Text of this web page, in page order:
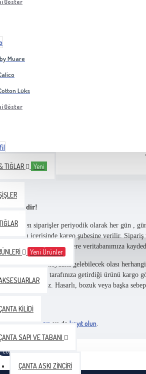
Göster
Muare
Lüks
Göster
100 gr
Göster
YILDIZ İnce Pullu El Örgü İpliği
Amigurumi 10 Adet 500 gr - L054
TIĞLAR Yeni
Yeni Ürünler
KILIDI
SAPI VE TABANI
ÇANTA ASKI ZINCIRI
EKLE
önemlidir!
verilen siparişler periyodik olarak her gün ,
ise gün içerisinde kargo şubesine verilir.
hariç olmak üzere veritabanımıza
sistemlerinde meydana gelebilecek olası
etmek için tarafınıza getirdiği ürünü kargo
rica ederiz. Hasarlı, bozuk veya başka
için oturum açın ya da kayıt olun
cüzdan